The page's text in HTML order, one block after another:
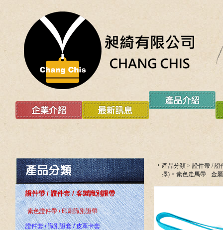
證件帶 / 證件套 / 客製識別證帶
素色證件帶 / 印刷識別證帶
證件套 / 識別證套 / 皮革卡套
產品分類 > 證件帶 / 證
擇) > 素色走馬帶 - 金